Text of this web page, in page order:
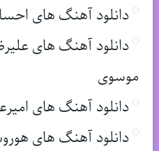
دانلود آهنگ های
دانلود آهنگ های
موسوی
دانلود آهنگ های
دانلود آهنگ های